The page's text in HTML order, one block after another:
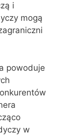
i
mogą
powoduje
w